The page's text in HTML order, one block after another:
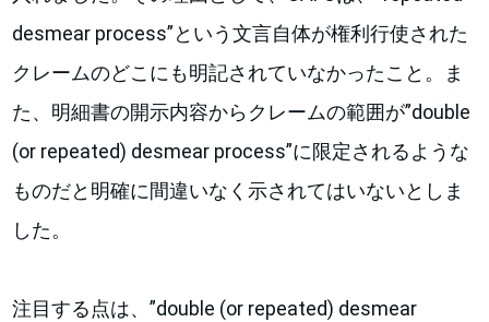
desmear process”という文言自体が権利行使された
クレームのどこにも明記されていなかったこと。ま
た、明細書の開示内容からクレームの範囲が”double
(or repeated) desmear process”に限定されるような
ものだと明確に間違いなく示されてはいないとしま
した。
注目する点は、”double (or repeated) desmear